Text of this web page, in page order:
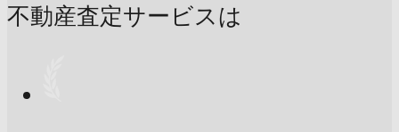
不動産査定サービスは